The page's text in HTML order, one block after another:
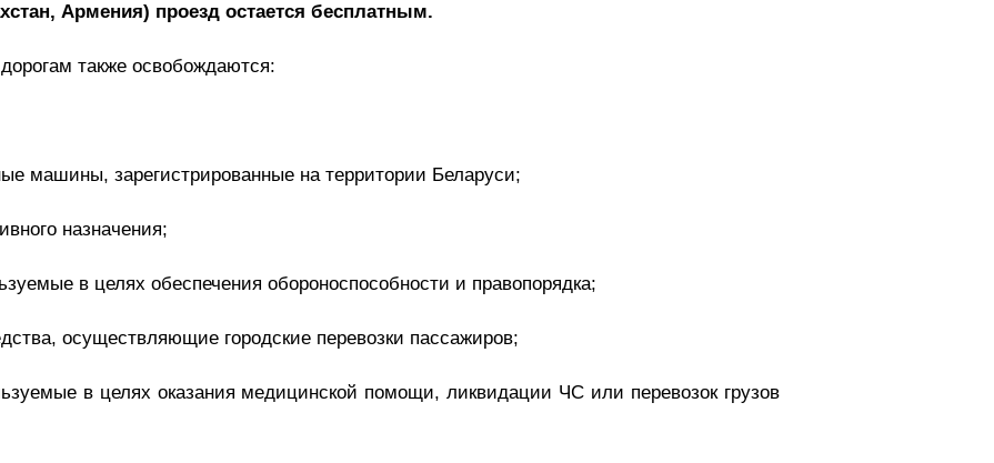
Армения) проезд остается бесплатным.
также освобождаются:
машины, зарегистрированные на территории Беларуси;
назначения;
в целях обеспечения обороноспособности и правопорядка;
осуществляющие городские перевозки пассажиров;
в целях оказания медицинской помощи, ликвидации ЧС или перевозок грузов